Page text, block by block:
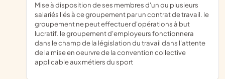
mise à disposition de ses membres d'un ou plusieurs
salariés liés à ce groupement par un contrat de travail. le
groupement ne peut effectuer d'opérations à but
lucratif. le groupement d'employeurs fonctionnera
dans le champ de la législation du travail dans l'attente
de la mise en oeurvre de la convention collective
applicable aux métiers du sport